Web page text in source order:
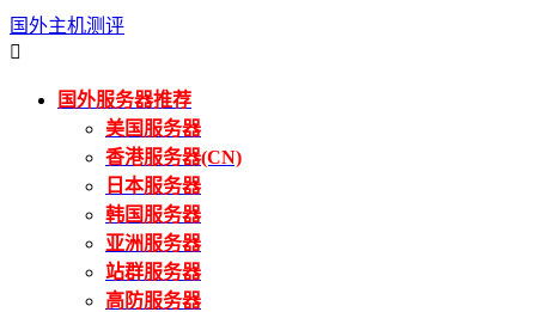
国外主机测评

国外服务器推荐
美国服务器
香港服务器(CN)
日本服务器
韩国服务器
亚洲服务器
站群服务器
高防服务器